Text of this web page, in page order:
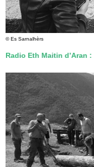
© Es Sarnalhèrs
Radio Eth Maitin d’Aran :